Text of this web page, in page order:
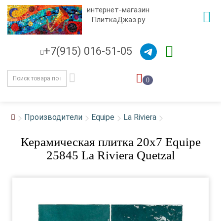
интернет-магазин
ПлиткаДжаз.ру
+7(915) 016-51-05
0
Производители Equipe La Riviera
Керамическая плитка 20x7 Equipe
25845 La Riviera Quetzal